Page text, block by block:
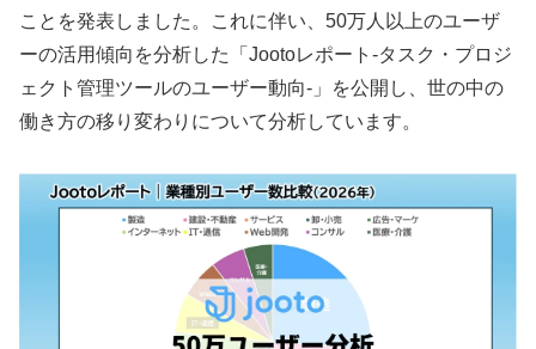
ことを発表しました。これに伴い、50万人以上のユーザ
ーの活用傾向を分析した「Jootoレポート-タスク・プロジ
ェクト管理ツールのユーザー動向-」を公開し、世の中の
働き方の移り変わりについて分析しています。